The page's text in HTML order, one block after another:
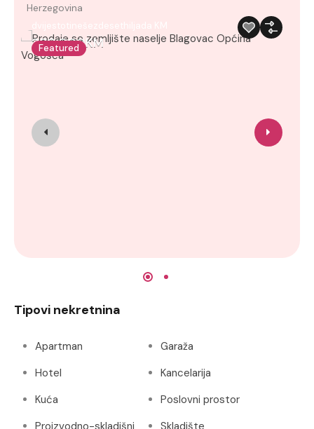
Herzegovina
Featured
260,000KM
Tipovi nekretnina
Apartman
Garaža
Hotel
Kancelarija
Kuća
Poslovni prostor
Proizvodno-skladišni
Skladište